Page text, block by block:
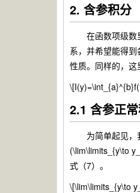
2. 含参积分
在函数项级数里
系，并希望能得
性质。同样的，
2.1 含参正
为简单起见，我
(\lim\limits_{y\to
式（7）。
\[\lim\limits_{y\to